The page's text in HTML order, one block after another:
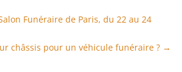
Funéraire de Paris, du 22 au 24
châssis pour un véhicule funéraire ? →